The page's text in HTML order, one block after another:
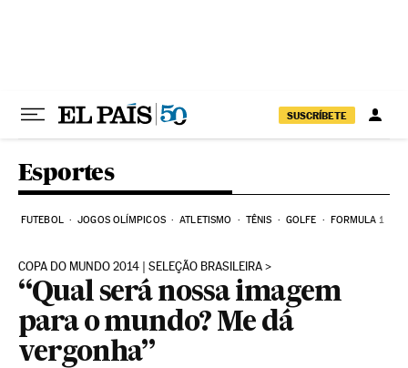
SUSCRÍBETE
Esportes
FUTEBOL JOGOS OLÍMPICOS ATLETISMO TÊNIS GOLFE FORMULA 1
COPA DO MUNDO 2014 | SELEÇÃO BRASILEIRA
“Qual será nossa imagem
para o mundo? Me dá
vergonha”